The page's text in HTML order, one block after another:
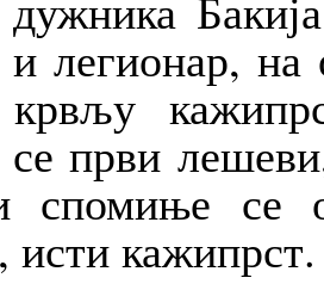
и легионар,
крвљу
први
спомиње се
исти кажипрст.